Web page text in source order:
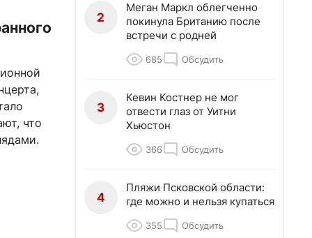
что
2
Меган Маркл облегченно
покинула Британию после
встречи с родней
685 Обсудить
3
Кевин Костнер не мог
отвести глаз от Уитни
Хьюстон
366 Обсудить
4
Пляжи Псковской области:
где можно и нельзя купаться
355 Обсудить